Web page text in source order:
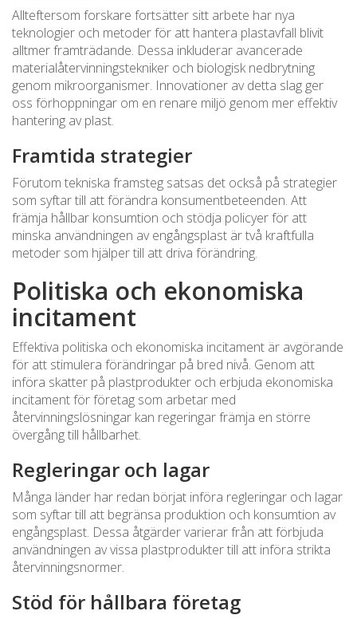
Allteftersom forskare fortsätter sitt arbete har nya
teknologier och metoder för att hantera plastavfall blivit
alltmer framträdande. Dessa inkluderar avancerade
materialåtervinningstekniker och biologisk nedbrytning
genom mikroorganismer. Innovationer av detta slag ger
oss förhoppningar om en renare miljö genom mer effektiv
hantering av plast.
Framtida strategier
Förutom tekniska framsteg satsas det också på strategier
som syftar till att förändra konsumentbeteenden. Att
främja hållbar konsumtion och stödja policyer för att
minska användningen av engångsplast är två kraftfulla
metoder som hjälper till att driva förändring.
Politiska och ekonomiska
incitament
Effektiva politiska och ekonomiska incitament är avgörande
för att stimulera förändringar på bred nivå. Genom att
införa skatter på plastprodukter och erbjuda ekonomiska
incitament för företag som arbetar med
återvinningslösningar kan regeringar främja en större
övergång till hållbarhet.
Regleringar och lagar
Många länder har redan börjat införa regleringar och lagar
som syftar till att begränsa produktion och konsumtion av
engångsplast. Dessa åtgärder varierar från att förbjuda
användningen av vissa plastprodukter till att införa strikta
återvinningsnormer.
Stöd för hållbara företag